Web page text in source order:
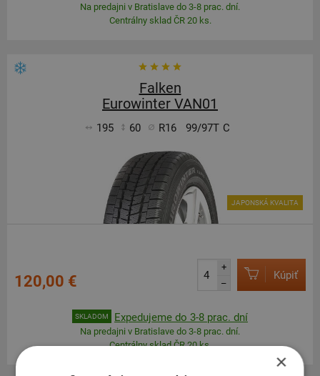
Na predajni v Bratislave do 3-8 prac. dní.
Centrálny sklad ČR 20 ks.
Falken
Eurowinter VAN01
195 60 R16 99/97T C
JAPONSKÁ KVALITA
120,00 €
+
–
Kúpiť
SKLADOM Expedujeme do 3-8 prac. dní
Na predajni v Bratislave do 3-8 prac. dní.
Centrálny sklad ČR 20 ks.
×